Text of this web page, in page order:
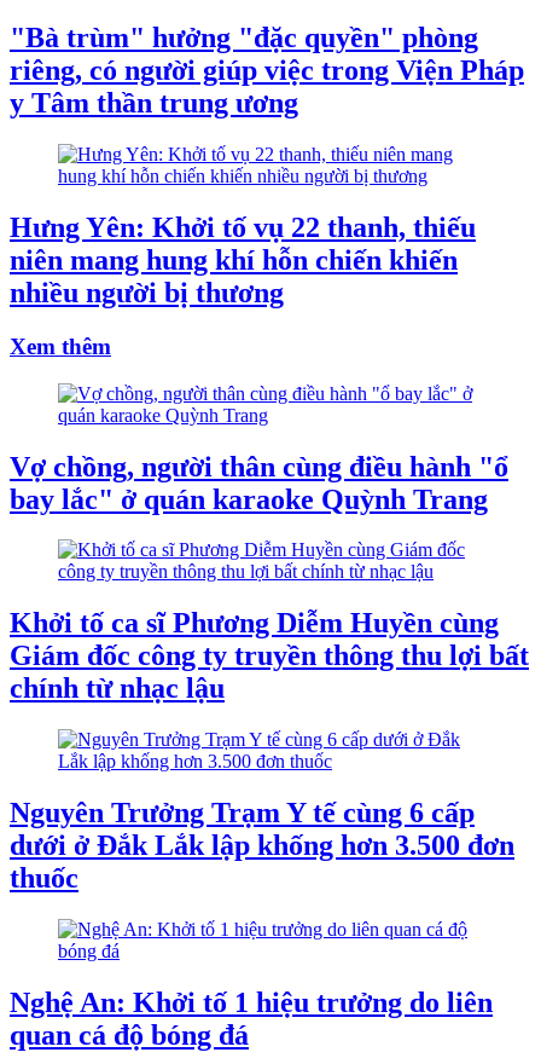
"Bà trùm" hưởng "đặc quyền" phòng
riêng, có người giúp việc trong Viện Pháp
y Tâm thần trung ương
Hưng Yên: Khởi tố vụ 22 thanh, thiếu
niên mang hung khí hỗn chiến khiến
nhiều người bị thương
Xem thêm
Vợ chồng, người thân cùng điều hành "ổ
bay lắc" ở quán karaoke Quỳnh Trang
Khởi tố ca sĩ Phương Diễm Huyền cùng
Giám đốc công ty truyền thông thu lợi bất
chính từ nhạc lậu
Nguyên Trưởng Trạm Y tế cùng 6 cấp
dưới ở Đắk Lắk lập khống hơn 3.500 đơn
thuốc
Nghệ An: Khởi tố 1 hiệu trưởng do liên
quan cá độ bóng đá